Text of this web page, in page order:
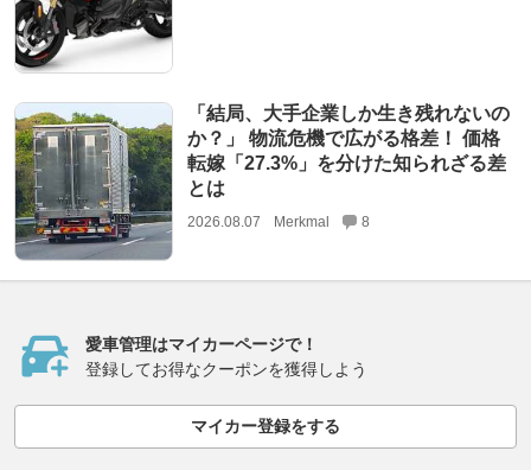
「結局、大手企業しか生き残れないの
か？」 物流危機で広がる格差！ 価格
転嫁「27.3%」を分けた知られざる差
とは
2026.08.07 Merkmal 8
愛車管理はマイカーページで！
登録してお得なクーポンを獲得しよう
マイカー登録をする